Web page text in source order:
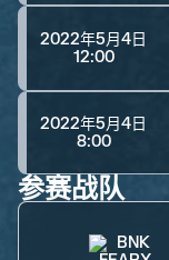
2022年5月4日
12:00
2022年5月4日
8:00
参赛战队